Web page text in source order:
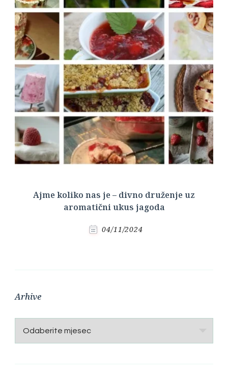
Ajme koliko nas je – divno druženje uz
aromatični ukus jagoda
04/11/2024
Arhive
Arhive